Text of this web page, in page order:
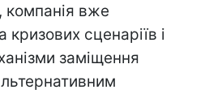
компанія вже
кризових сценаріїв і
заміщення